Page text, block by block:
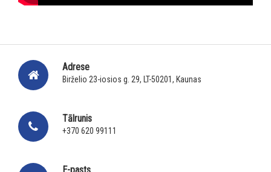
Adrese
Birželio 23-iosios g. 29, LT-50201, Kaunas
Tālrunis
+370 620 99111